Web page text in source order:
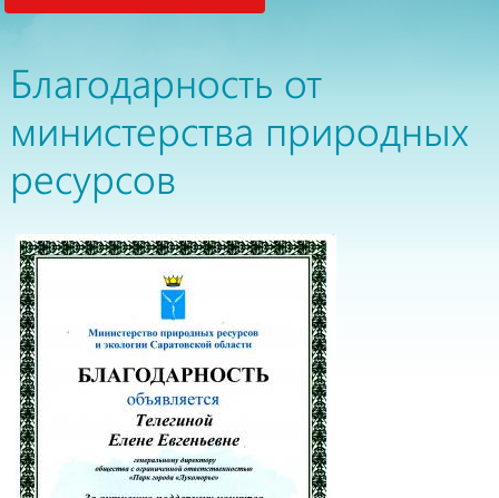
Благодарность от
министерства природных
ресурсов